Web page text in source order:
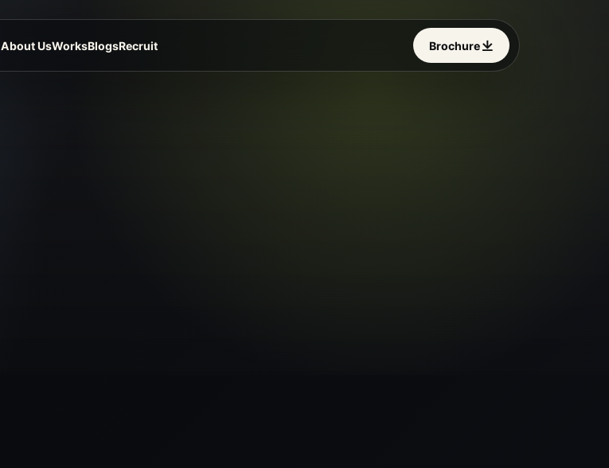
About UsWorksBlogsRecruit Brochure